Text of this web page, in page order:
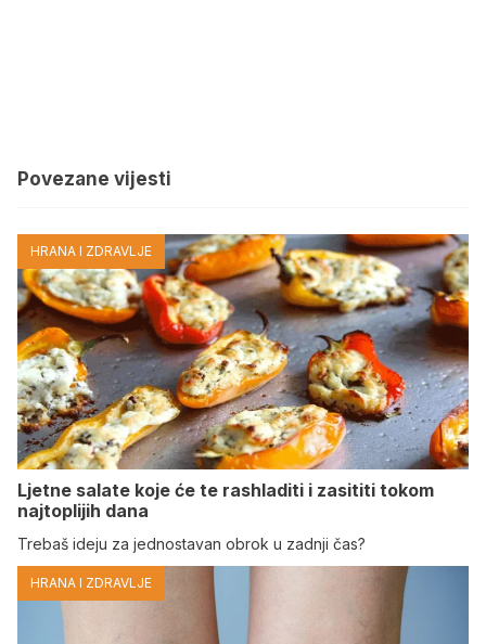
Povezane vijesti
HRANA I ZDRAVLJE
Ljetne salate koje će te rashladiti i zasititi tokom
najtoplijih dana
Trebaš ideju za jednostavan obrok u zadnji čas?
HRANA I ZDRAVLJE